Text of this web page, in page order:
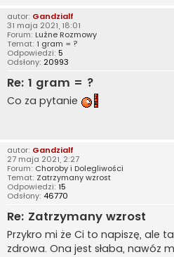
autor: Gandzialf
31 maja 2021, 18:01
Forum: Luźne Rozmowy
Temat: 1 gram = ?
Odpowiedzi: 5
Odsłony: 20993
Re: 1 gram = ?
Co za pytanie
autor: Gandzialf
27 maja 2021, 2:27
Forum: Choroby i Dolegliwości
Temat: Zatrzymany wzrost
Odpowiedzi: 15
Odsłony: 46770
Re: Zatrzymany wzrost
Przykro mi że Ci to napiszę, ale
zdrowa. Ona jest słaba, nawóz